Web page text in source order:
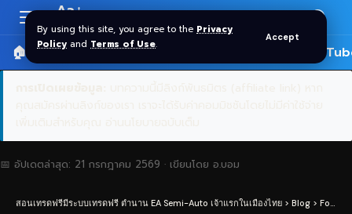
By using this site, you agree to the Privacy
Policy and Terms of Use.
Accept
Resizer
Aa
🏠 หน้าแรก ราคาทอง SPDR 🎬
📅 อัปเดตล่าสุด: 21 กรกฎาคม 2569 · เขียนโดย อ.บอม
สอนเทรดฟรีมีระบบเทรดฟรี ตำนาน EA Semi-Auto เจ้าแรกในเมืองไทย > Blog > Forex Trading